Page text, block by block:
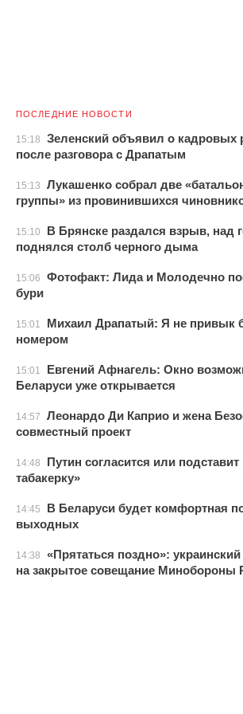
ПОСЛЕДНИЕ НОВОСТИ
15:18
Зеленский объявил о кадровых
после разговора с Драпатым
15:13
Лукашенко собрал две
группы» из провинившихся
15:10
В Брянске раздался взрыв, над
поднялся столб черного дыма
15:06
Фотофакт: Лида и Молодечно
бури
15:01
Михаил Драпатый: Я не привык
номером
15:01
Евгений Афнагель: Окно
Беларуси уже открывается
14:57
Леонардо Ди Каприо и жена
совместный проект
14:48
Путин согласится или
табакерку»
14:45
В Беларуси будет комфортная
выходных
14:38
«Прятаться поздно»:
на закрытое совещание Минобороны